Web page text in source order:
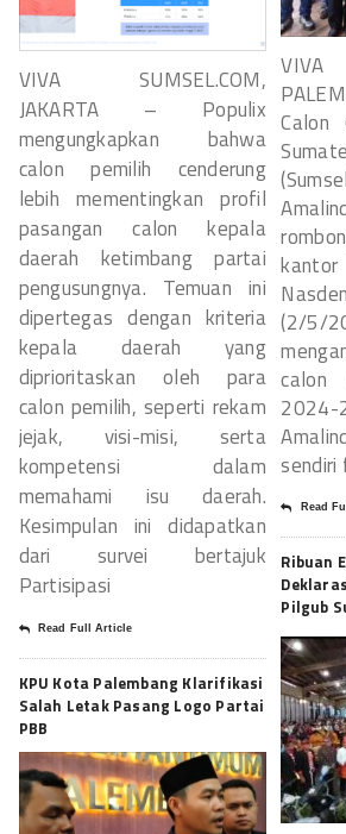
VIVA SUMSEL.COM,
JAKARTA – Populix
mengungkapkan bahwa
calon pemilih cenderung
lebih mementingkan profil
pasangan calon kepala
daerah ketimbang partai
pengusungnya. Temuan ini
dipertegas dengan kriteria
kepala daerah yang
diprioritaskan oleh para
calon pemilih, seperti rekam
jejak, visi-misi, serta
kompetensi dalam
memahami isu daerah.
Kesimpulan ini didapatkan
dari survei bertajuk
Partisipasi
Read Full Article
KPU Kota Palembang Klarifikasi
Salah Letak Pasang Logo Partai
PBB
VIVA
Calon
(2/
calon
sendiri
Read
Ribuan
Pilgub